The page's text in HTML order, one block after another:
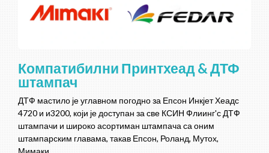
Компатибилни Принтхеад & ДТФ
штампач
ДТФ мастило је углавном погодно за Епсон Инкјет Хеадс
4720 и и3200, који је доступан за све КСИН Флиинг'с ДТФ
штампачи и широко асортиман штампача са оним
штампарским главама, такав Епсон, Роланд, Мутох,
Мимаки.